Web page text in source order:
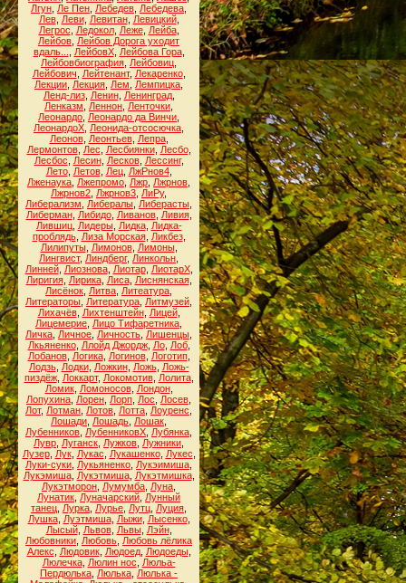
Лгун Ле Пен Лебедев Лебедева
Лев, Леви, Левитан, Левицкий,
Легрос
Ледокол, Леже, Лейба,
Лейбов Лейбов Дорога уходит
вдаль...
ЛейбовХ, Лейбова Гора,
Лейбовбиография Лейбовиц
Лейбович
Лейтенант, Лекаренко,
Лекции Лекция Лем Лемпицка
Ленд-лиз, Ленин, Ленинград,
Ленказм
Леннон Ленточки
Леонардо Леонардо да Винчи
ЛеонардоХ Леонида-отсосючка
Леонов, Леонтьев, Лепра,
Лермонтов, Лес Лесбиянки, Лесбо,
Лесбос
Лесин, Лесков, Лессинг,
Лето, Летов, Лец, ЛжРнов4,
Лженаука Лжепромо Лжр Лжрнов
Лжрнов2 Лжрнов3 ЛиРу,
Либерализм
Либералы Либерасты
Либерман, Либидо, Ливанов, Ливия,
Лившиц, Лидеры, Лидка, Лидка-
проблядь, Лиза Морская, Ликбез,
Лилипуты, Лимонов, Лимоны,
Лингвист, Линдберг, Линкольн
Линней, Лиознова, Лиотар, ЛиотарХ,
Лиригия, Лирика, Лиса, Лиснянская,
Лисёнок Литва Литеатура
Литераторы Литература Литмузей
Лихачёв, Лихтенштейн, Лицей,
Лицемерие Лицо Тифаретника
Личка Личное Личность Лишенцы
Лкьяненко, Ллойд Джордж, Ло, Лоб,
Лобанов, Логика, Логинов, Логотип,
Лодзь, Лодки, Ложкин, Ложь, Ложь-
пиздёж, Локкарт, Локомотив, Лолита,
Ломик, Ломоносов, Лондон,
Лопухина Лорен Лорп Лос Лосев
Лот, Лотман Лотов Лотта Лоуренс
Лошади Лошадь Лошак
Лубенников ЛубенниковХ Лубянка
Лувр Луганск Лужков Лужники
Лузер, Лук, Лукас Лукашенко, Лукес
Луки-суки Лукьяненко Лукэимиша
Лукэмиша, Лукэтмиша, Лукэтмишка,
Лукэтморон Лумумба Луна
Лунатик Луначарский Лунный
танец Лурка Лурье Лутц Луция
Лушка, Луэтмиша, Лыжи, Лысенко,
Лысый, Львов, Львы, Лэйн,
Любовники Любовь Любовь лёлика
Алекс
Людовик, Людоед, Людоеды,
Люлечка, Люлин нос
Люльа-
Пердюлька Люлька Люлька -